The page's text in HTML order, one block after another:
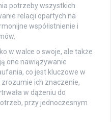
potrzeby wszystkich
relacji opartych na
współistnienie i
w walce o swoje, ale także
one nawiązywanie
co jest kluczowe w
zrozumie ich znaczenie,
w dążeniu do
przy jednoczesnym